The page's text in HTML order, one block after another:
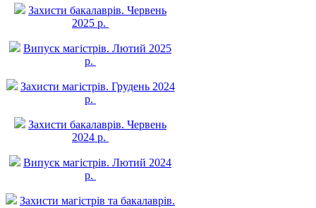
Захисти бакалаврів. Червень
2025 р.
Випуск магістрів. Лютий 2025
р.
Захисти магістрів. Грудень 2024
р.
Захисти бакалаврів. Червень
2024 р.
Випуск магістрів. Лютий 2024
р.
Захисти магістрів та бакалаврів.